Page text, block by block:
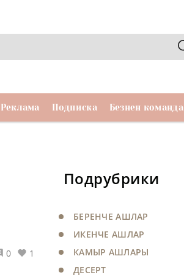
Реклама Подписка Безнен команда
0 1
Подрубрики
БЕРЕНЧЕ АШЛАР
ИКЕНЧЕ АШЛАР
КАМЫР АШЛАРЫ
ДЕСЕРТ